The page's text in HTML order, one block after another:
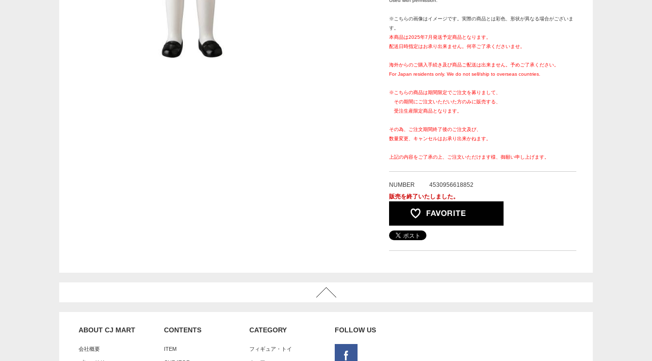
※こちらの画像はイメージです。実際の商品とは彩色、形状が異なる場合がございま
す。
本商品は2025年7月発送予定商品となります。
配送日時指定はお承り出来ません。何卒ご了承くださいませ。
海外からのご購入手続き及び商品ご配送は出来ません。予めご了承ください。
For Japan residents only. We do not sell/ship to overseas countries.
※こちらの商品は期間限定でご注文を募りまして、
その期間にご注文いただいた方のみに販売する、
受注生産限定商品となります。
その為、ご注文期間終了後のご注文及び、
数量変更、キャンセルはお承り出来かねます。
上記の内容をご了承の上、ご注文いただけます様、御願い申し上げます。
NUMBER
4530956618852
販売を終了いたしました。
ABOUT CJ MART
会社概要
CONTENTS
ITEM
CATEGORY
フィギュア・トイ
FOLLOW US